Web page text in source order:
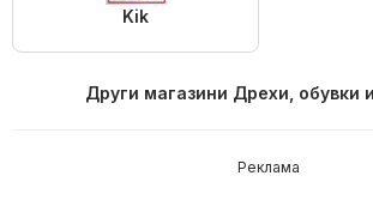
Kik
Други магазини Дрехи, обувки
Реклама